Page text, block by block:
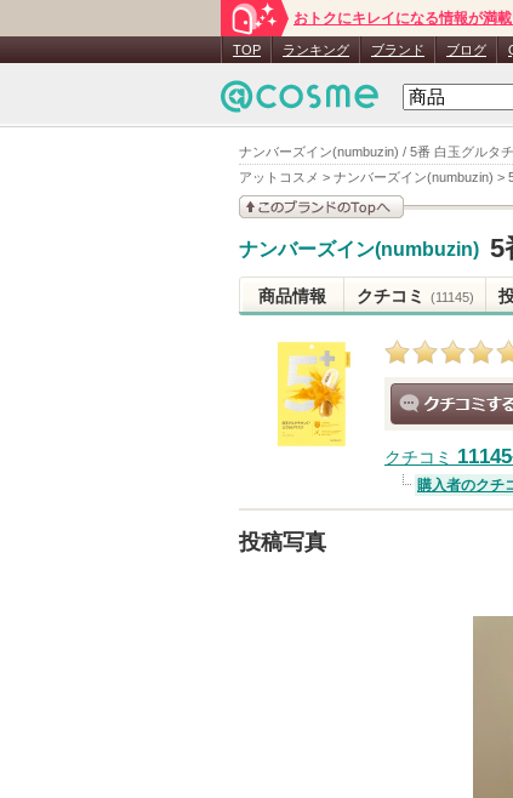
ナンバーズイン(numbuzin) / 5番 白玉グルタ
アットコスメ > ナンバーズイン(numbuzin) >
おトクにキレイになる情報が満載
TOP ランキング ブランド ブログ
ナンバーズイン(numbuzin) 5
商品情報 クチコミ (11145)
クチコミ 11145
購入者のクチ
投稿写真